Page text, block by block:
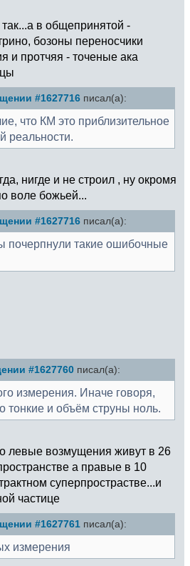
в общепринятой -
бозоны переносчики
и протчяя - точеные ака
#1627716 писал(а):
что КМ это приблизительное
реальности.
нигде и не строил , ну окромя
воле божьей...
#1627716 писал(а):
почерпнули такие ошибочные
#1627760 писал(а):
измерения. Иначе говоря,
тонкие и объём струны ноль.
левые возмущения живут в 26
а правые в 10
суперпрострастве...и
частице
#1627761 писал(а):
измерения